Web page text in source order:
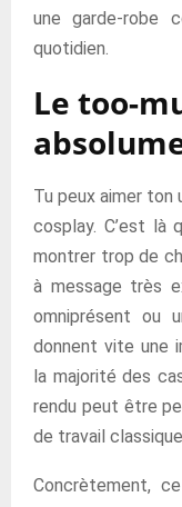
une garde-robe
quotidien.
Le too-
Tu peux aimer ton
cosplay. C’est là
montrer trop de
à message très
omniprésent ou
donnent vite une
la majorité des
rendu peut être
de travail
Concrètement,